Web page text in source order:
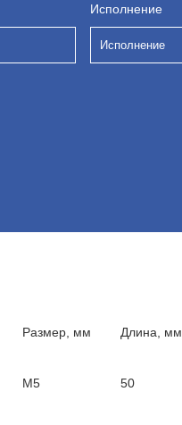
Исполнение
Исполнение
Размер, мм Длина, мм
М5 50